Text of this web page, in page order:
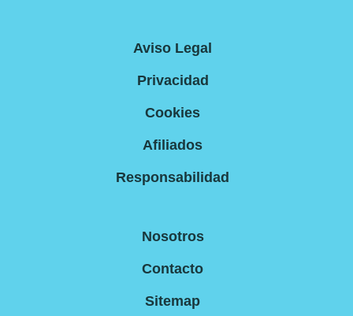
Aviso Legal
Privacidad
Cookies
Afiliados
Responsabilidad
Nosotros
Contacto
Sitemap